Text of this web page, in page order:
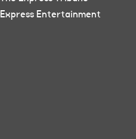
Express Entertainment